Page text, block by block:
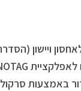
ויישון
באמצעות